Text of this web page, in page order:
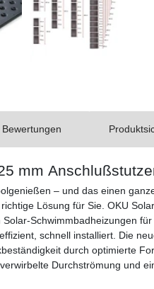
Bewertungen
mm
– und das einen
Lösung für Sie. OKU
Schwimmbadheizungen
schnell installiert. Die
durch optimierte
Durchströmung und